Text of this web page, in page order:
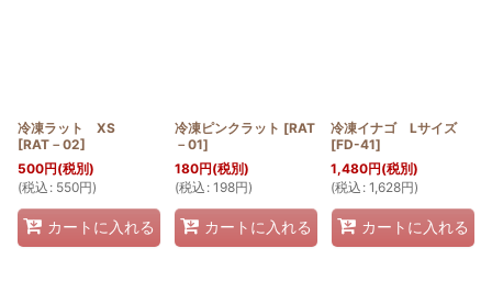
冷凍ラット XS
[RAT－02]
500円(税別)
(税込 : 550円)
カートに入れる
冷凍ピンクラット [RAT
－01]
180円(税別)
(税込 : 198円)
カートに入れる
冷凍イナゴ Lサイズ
[FD-41]
1,480円(税別)
(税込 : 1,628円)
カートに入れる